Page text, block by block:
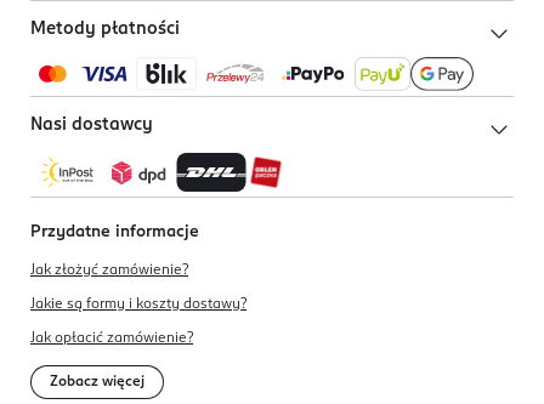
Metody płatności
Nasi dostawcy
Przydatne informacje
Jak złożyć zamówienie?
Jakie są formy i koszty dostawy?
Jak opłacić zamówienie?
Zobacz więcej